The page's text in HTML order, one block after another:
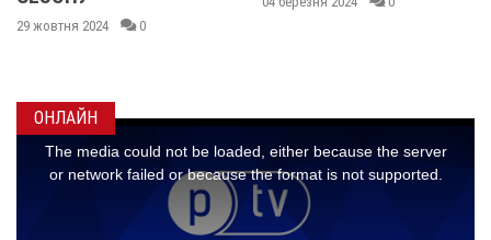
ОНЛАЙН